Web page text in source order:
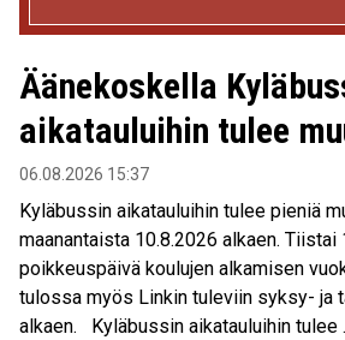
Äänekoskella
aikatauluihin tulee
06.08.2026 15:37
Kyläbussin aikatauluihin tulee pieniä
maanantaista 10.8.2026 alkaen. Tiistai
poikkeuspäivä koulujen alkamisen
tulossa myös Linkin tuleviin syksy- ja
alkaen. Kyläbussin aikatauluihin tulee